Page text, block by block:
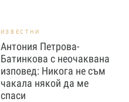
ИЗВЕСТНИ
Антония Петрова-
Батинкова с неочаквана
изповед: Никога не съм
чакала някой да ме
спаси